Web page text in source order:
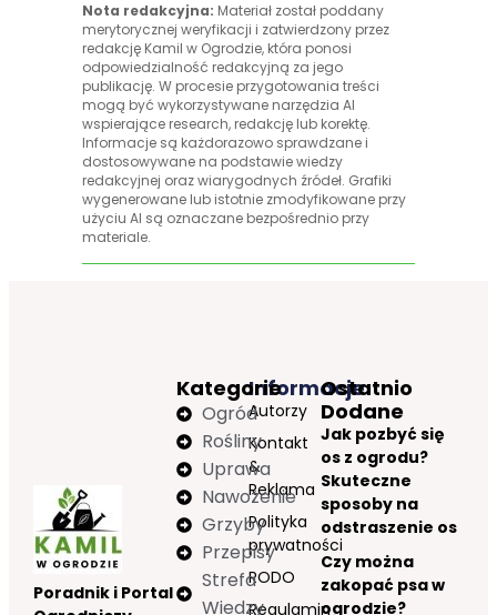
Nota redakcyjna: Materiał został poddany
merytorycznej weryfikacji i zatwierdzony przez
redakcję Kamil w Ogrodzie, która ponosi
odpowiedzialność redakcyjną za jego
publikację. W procesie przygotowania treści
mogą być wykorzystywane narzędzia AI
wspierające research, redakcję lub korektę.
Informacje są każdorazowo sprawdzane i
dostosowywane na podstawie wiedzy
redakcyjnej oraz wiarygodnych źródeł. Grafiki
wygenerowane lub istotnie zmodyfikowane przy
użyciu AI są oznaczane bezpośrednio przy
materiale.
Poradnik i Portal
Informacje
Autorzy
Kontakt
&
Reklama
Polityka
prywatności
RODO
Regulamin
Kategorie
Ogród
Rośliny
Uprawa
Nawożenie
Grzyby
Przepisy
Strefa
Wiedzy
Ostatnio
Dodane
Jak pozbyć się
os z ogrodu?
Skuteczne
sposoby na
odstraszenie os
Czy można
zakopać psa w
ogrodzie?